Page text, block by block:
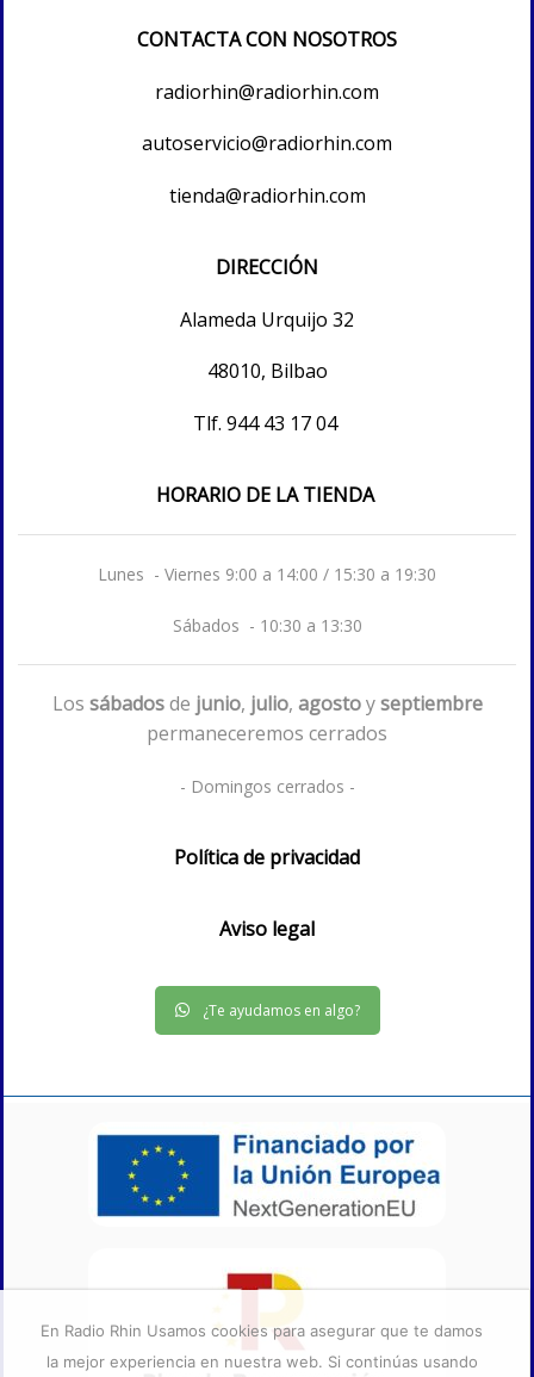
CONTACTA CON NOSOTROS
radiorhin@radiorhin.com
autoservicio@radiorhin.com
tienda@radiorhin.com
DIRECCIÓN
Alameda Urquijo 32
48010, Bilbao
Tlf. 944 43 17 04
HORARIO DE LA TIENDA
Lunes - Viernes 9:00 a 14:00 / 15:30 a 19:30
Sábados - 10:30 a 13:30
Los sábadosde junio, julio, agostoyseptiembre
permaneceremos cerrados
- Domingos cerrados -
Política de privacidad
Aviso legal
¿Te ayudamos en algo?
En Radio Rhin Usamos cookies para asegurar que te damos
la mejor experiencia en nuestra web. Si continúas usando